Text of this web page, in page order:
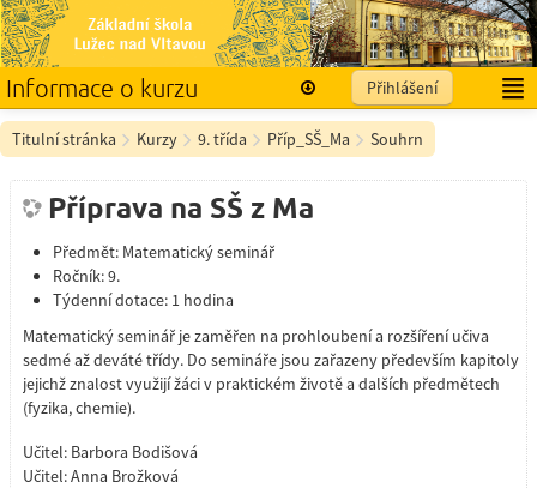
Informace o kurzu Přihlášení
Titulní stránka Kurzy 9. třída Příp_SŠ_Ma Souhrn
Příprava na SŠ z Ma
Předmět: Matematický seminář
Ročník: 9.
Týdenní dotace: 1 hodina
Matematický seminář je zaměřen na prohloubení a rozšíření učiva
sedmé až deváté třídy. Do semináře jsou zařazeny především kapitoly
jejichž znalost využijí žáci v praktickém životě a dalších předmětech
(fyzika, chemie).
Učitel: Barbora Bodišová
Učitel:Anna Brožková